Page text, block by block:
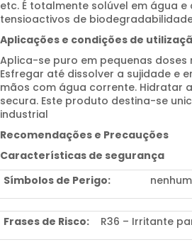
etc. É totalmente solúvel em água
tensioactivos de
Aplicações e condições de
Aplica-se puro em pequenas doses
Esfregar até dissolver a sujidade e
mãos com água corrente. Hidratar
secura. Este produto destina-se
industrial
Recomendações e Precauções
Características de segurança
Símbolos de Perigo: nenhum
Frases de Risco: R36 – Irritante